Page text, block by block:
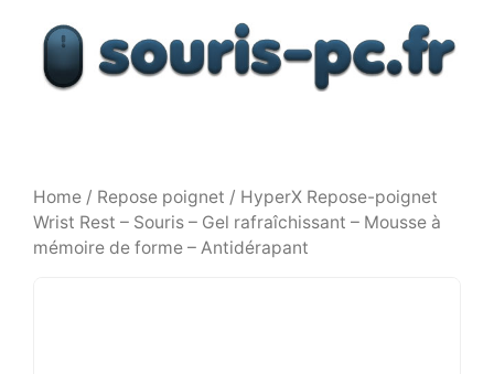
contenu
Home / Repose poignet / HyperX Repose-poignet
Wrist Rest – Souris – Gel rafraîchissant – Mousse à
mémoire de forme – Antidérapant